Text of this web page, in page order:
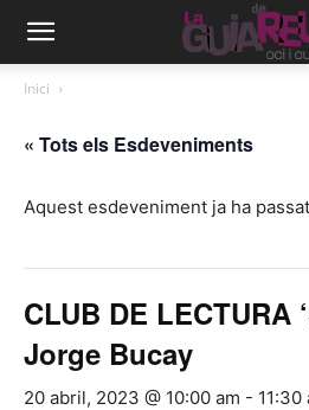
Inici
« Tots els Esdeveniments
Aquest esdeveniment ja ha
CLUB DE LECTURA
Jorge Bucay
20 abril, 2023 @ 10:00 am - 11:30